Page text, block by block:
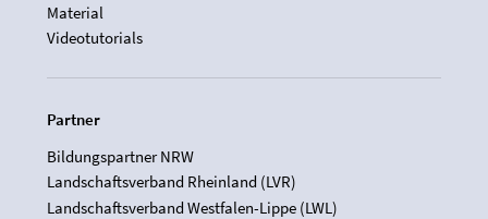
Material
Videotutorials
Partner
Bildungspartner NRW
Landschaftsverband Rheinland (LVR)
Landschaftsverband Westfalen-Lippe (LWL)